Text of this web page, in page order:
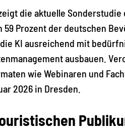
die aktuelle
59 Prozent der deutschen
KI ausreichend mit
ausbauen.
wie Webinaren und
2026 in Dresden.